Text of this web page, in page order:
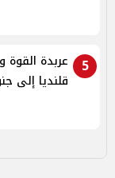
5
عربدة
قلنديا إلى